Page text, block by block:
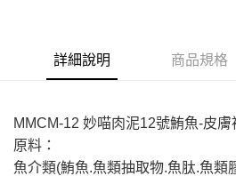
２．便利：只要手機號碼，簡訊認證，即可結
１．於結帳方式選擇「AFTEE先享後付」後
結帳頁面，進行簡訊認證並確認金額後，即可
２．訂單成立數日內，您將收到繳費通知簡訊
３．收到繳費通知簡訊後14天內，點擊此簡
全家取貨付款
7-11取貨付款
每筆NT$65
詳細說明 商品規格
MMCM-12 妙喵肉泥12號鮪魚-皮膚
原料：
魚介類(鮪魚.魚類抽取物.魚肽.魚類